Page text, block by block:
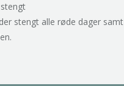
stengt alle røde dager samt